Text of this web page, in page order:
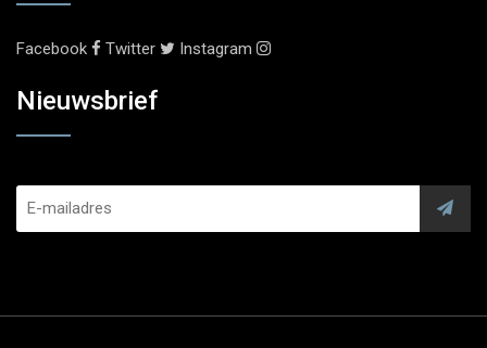
Facebook Twitter Instagram
Nieuwsbrief